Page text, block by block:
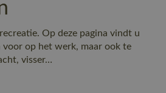
Op deze pagina vindt u
voor op het werk, maar ook te
visser…